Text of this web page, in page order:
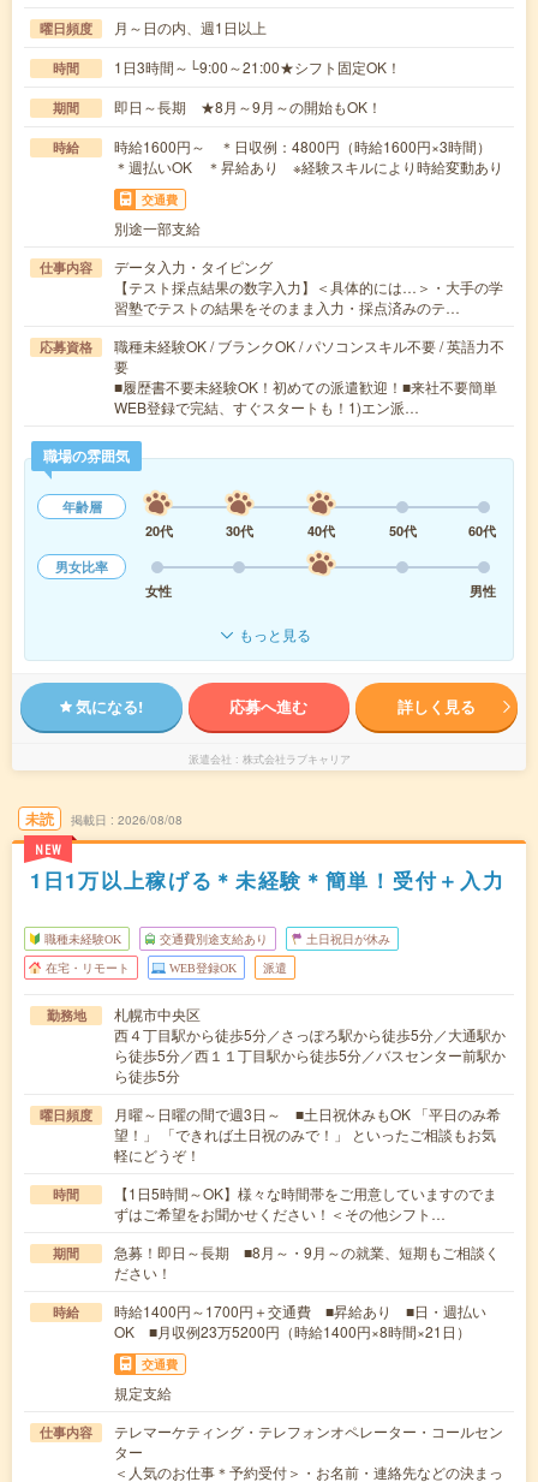
曜日頻度 月～日の内、週1日以上
時間 1日3時間～└9:00～21:00★シフト固定OK！
期間 即日～長期 ★8月～9月～の開始もOK！
時給
時給1600円～ ＊日収例：4800円（時給1600円×3時間）
＊週払いOK ＊昇給あり ※経験スキルにより時給変動あり
交通費
別途一部支給
仕事内容
データ入力・タイピング
【テスト採点結果の数字入力】＜具体的には…＞・大手の学
習塾でテストの結果をそのまま入力・採点済みのテ…
応募資格
職種未経験OK / ブランクOK / パソコンスキル不要 / 英語力不
要
■履歴書不要未経験OK！初めての派遣歓迎！■来社不要簡単
WEB登録で完結、すぐスタートも！1)エン派…
職場の雰囲気
年齢層
20代
30代 40代 50代
60代
男女比率
女性
男性
もっと見る
気になる! 応募へ進む 詳しく見る
派遣会社 株式会社ラブキャリア
未読
NEW
掲載日 2026/08/08
1日1万以上稼げる＊未経験＊簡単！受付＋入力
職種未経験OK 交通費別途支給あり 土日祝日が休み
在宅・リモート WEB登録OK 派遣
勤務地
札幌市中央区
西４丁目駅から徒歩5分／さっぽろ駅から徒歩5分／大通駅か
ら徒歩5分／西１１丁目駅から徒歩5分／バスセンター前駅か
ら徒歩5分
曜日頻度
月曜～日曜の間で週3日～ ■土日祝休みもOK 「平日のみ希
望！」 「できれば土日祝のみで！」 といったご相談もお気
軽にどうぞ！
時間
【1日5時間～OK】様々な時間帯をご用意していますのでま
ずはご希望をお聞かせください！＜その他シフト…
期間
急募！即日～長期 ■8月～・9月～の就業、短期もご相談く
ださい！
時給
時給1400円～1700円＋交通費 ■昇給あり ■日・週払い
OK ■月収例23万5200円（時給1400円×8時間×21日）
交通費
規定支給
仕事内容
テレマーケティング・テレフォンオペレーター・コールセン
ター
＜人気のお仕事＊予約受付＞・お名前・連絡先などの決まっ